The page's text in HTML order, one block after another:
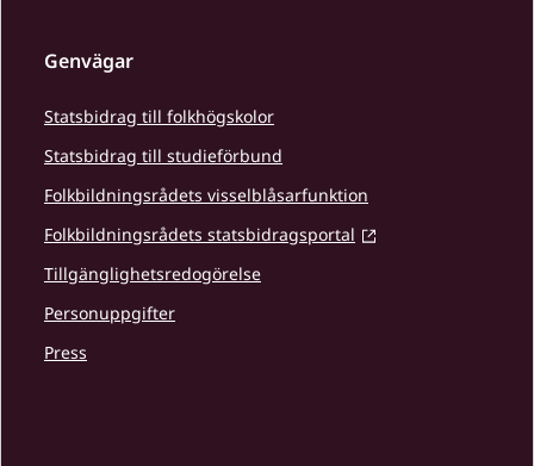
Genvägar
Statsbidrag till folkhögskolor
Statsbidrag till studieförbund
Folkbildningsrådets visselblåsarfunktion
Folkbildningsrådets statsbidragsportal
Tillgänglighetsredogörelse
Personuppgifter
Press